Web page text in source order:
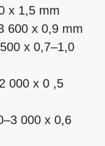
x 1,5 mm
600 x 0,9 mm
x 0,7–1,0
000 x 0 ,5
000 x 0,6